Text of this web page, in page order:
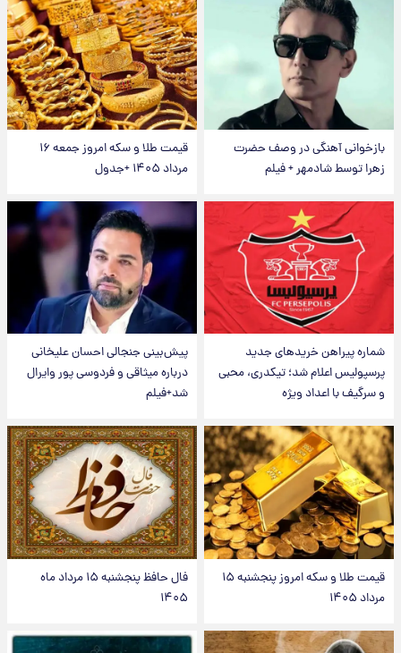
بازخوانی آهنگی در وصف حضرت
زهرا توسط شادمهر + فیلم
قیمت طلا و سکه امروز جمعه ۱۶
مرداد ۱۴۰۵ +جدول
شماره پیراهن خریدهای جدید
پرسپولیس اعلام شد؛ تیکدری، محبی
و سرگیف با اعداد ویژه
پیش‌بینی جنجالی احسان علیخانی
درباره میثاقی و فردوسی پور وایرال
شد+فیلم
قیمت طلا و سکه امروز پنجشنبه ۱۵
مرداد ۱۴۰۵
فال حافظ پنجشنبه ۱۵ مرداد ماه
۱۴۰۵